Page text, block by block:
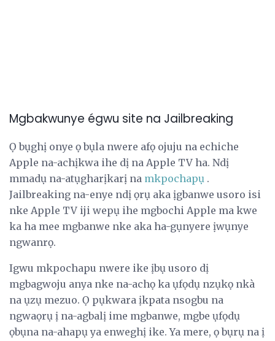
Mgbakwunye égwu site na Jailbreaking
Ọ bụghị onye ọ bụla nwere afọ ojuju na echiche
Apple na-achịkwa ihe dị na Apple TV ha. Ndị
mmadụ na-atụgharịkarị na mkpochapụ .
Jailbreaking na-enye ndị ọrụ aka ịgbanwe usoro isi
nke Apple TV iji wepụ ihe mgbochi Apple ma kwe
ka ha mee mgbanwe nke aka ha-gụnyere ịwụnye
ngwanrọ.
Igwu mkpochapu nwere ike ịbụ usoro dị
mgbagwoju anya nke na-achọ ka ụfọdụ nzụkọ nkà
na ụzụ mezuo. Ọ pụkwara ịkpata nsogbu na
ngwaọrụ ị na-agbalị ime mgbanwe, mgbe ụfọdụ
ọbụna na-ahapụ ya enweghị ike. Ya mere, ọ bụrụ na ị